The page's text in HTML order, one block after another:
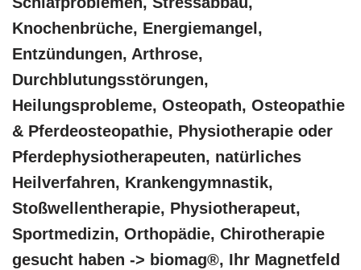
Knochenbrüche, Energiemangel,
Entzündungen, Arthrose,
Durchblutungsstörungen,
Heilungsprobleme, Osteopath, Osteopathie
& Pferdeosteopathie, Physiotherapie oder
Pferdephysiotherapeuten, natürliches
Heilverfahren, Krankengymnastik,
Stoßwellentherapie, Physiotherapeut,
Sportmedizin, Orthopädie, Chirotherapie
gesucht haben -> biomag®, Ihr Magnetfeld